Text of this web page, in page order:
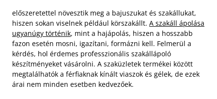
előszeretettel növesztik meg a bajuszukat és szakállukat,
hiszen sokan viselnek például körszakállt. A szakáll ápolása
ugyanúgy történik, mint a hajápolás, hiszen a hosszabb
fazon esetén mosni, igazítani, formázni kell. Felmerül a
kérdés, hol érdemes professzionális szakállápoló
készítményeket vásárolni. A szaküzletek termékei között
megtalálhatók a férfiaknak kínált viaszok és gélek, de ezek
árai nem minden esetben kedvezőek.